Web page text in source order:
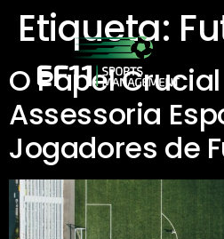
Etiqueta:
O Papel
Assessoria
Jogadores de